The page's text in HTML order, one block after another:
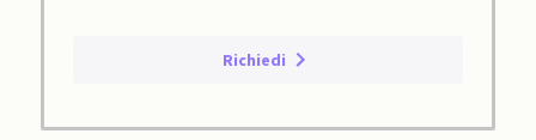
Richiedi